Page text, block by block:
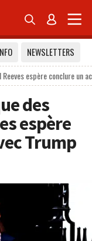
 
NEWSLETTERS
espère conclure un
des
espère
Trump